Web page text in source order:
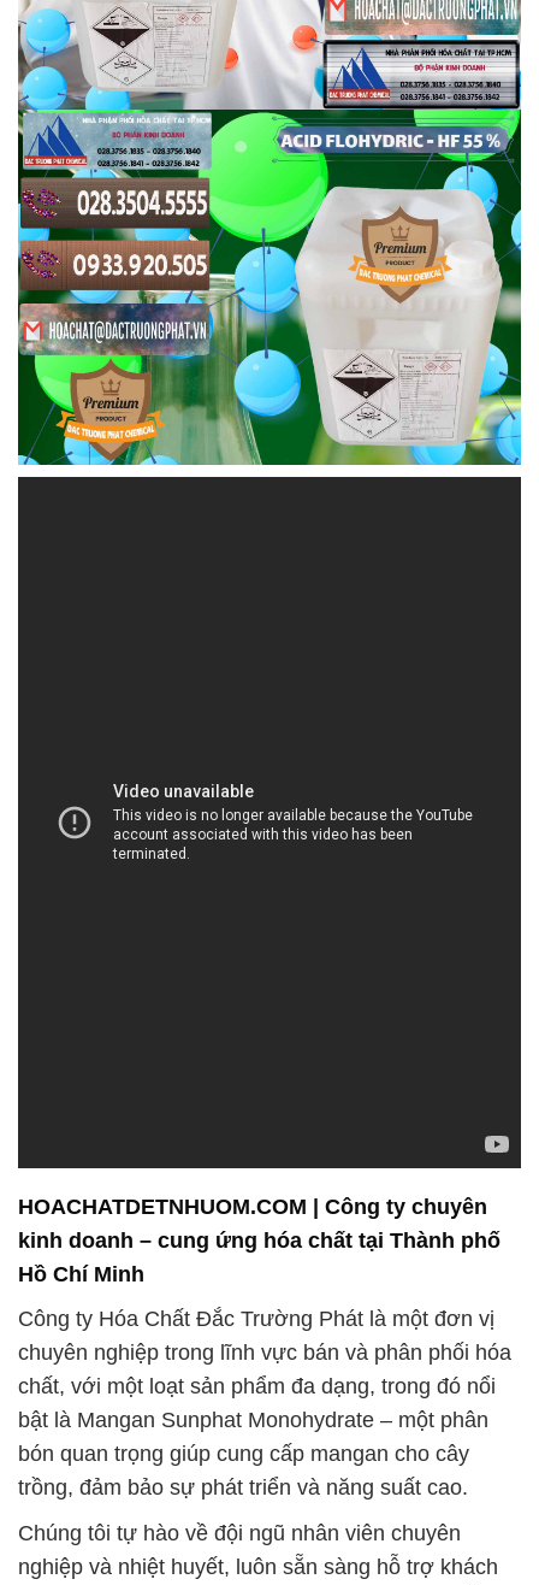
HOACHATDETNHUOM.COM | Công ty chuyên
kinh doanh – cung ứng hóa chất tại Thành phố
Hồ Chí Minh
Công ty Hóa Chất Đắc Trường Phát là một đơn vị
chuyên nghiệp trong lĩnh vực bán và phân phối hóa
chất, với một loạt sản phẩm đa dạng, trong đó nổi
bật là Mangan Sunphat Monohydrate – một phân
bón quan trọng giúp cung cấp mangan cho cây
trồng, đảm bảo sự phát triển và năng suất cao.
Chúng tôi tự hào về đội ngũ nhân viên chuyên
nghiệp và nhiệt huyết, luôn sẵn sàng hỗ trợ khách